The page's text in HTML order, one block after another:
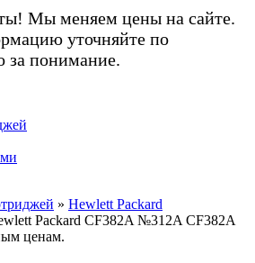
Мы меняем цены на сайте.
уточняйте по
за понимание.
» Hewlett Packard
Packard CF382A №312A CF382A
ценам.